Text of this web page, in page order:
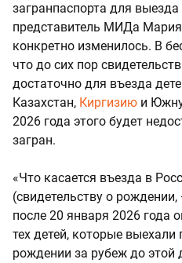
загранпаспорта для
представитель МИДа
конкретно изменилось. В
что до сих пор
достаточно для въезда
Казахстан, Киргизию и
2026 года этого будет
загран.
«Что касается въезда в
(свидетельству о рождении,
после 20 января 2026 года
тех детей, которые выехали
рождении за рубеж до